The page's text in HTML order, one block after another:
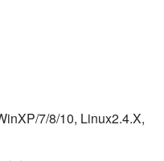
7/8/10, Linux2.4.X,